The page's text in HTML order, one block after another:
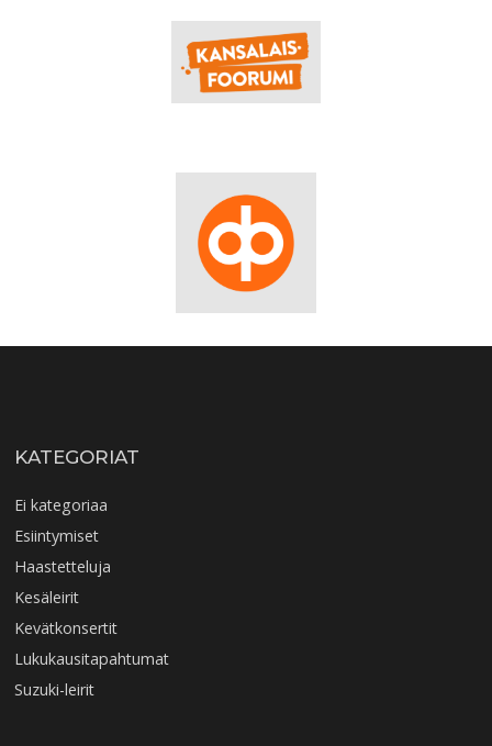
KATEGORIAT
Ei kategoriaa
Esiintymiset
Haastetteluja
Kesäleirit
Kevätkonsertit
Lukukausitapahtumat
Suzuki-leirit